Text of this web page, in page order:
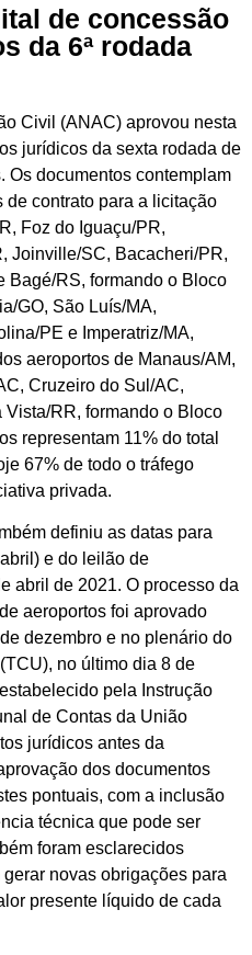
de concessão
da 6ª rodada
Civil (ANAC) aprovou nesta
jurídicos da sexta rodada de
Os documentos contemplam
contrato para a licitação
Foz do Iguaçu/PR,
Joinville/SC, Bacacheri/PR,
Bagé/RS, formando o Bloco
GO, São Luís/MA,
PE e Imperatriz/MA,
aeroportos de Manaus/AM,
Cruzeiro do Sul/AC,
Vista/RR, formando o Bloco
representam 11% do total
67% de todo o tráfego
privada.
definiu as datas para
e do leilão de
abril de 2021. O processo da
aeroportos foi aprovado
dezembro e no plenário do
no último dia 8 de
pela Instrução
de Contas da União
jurídicos antes da
dos documentos
pontuais, com a inclusão
técnica que pode ser
foram esclarecidos
novas obrigações para
presente líquido de cada